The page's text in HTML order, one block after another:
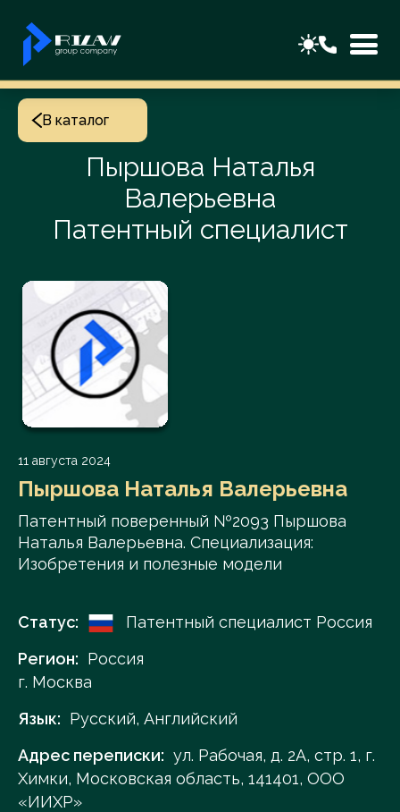
В каталог
Пыршова Наталья
Валерьевна
Патентный специалист
11 августа 2024
Пыршова Наталья Валерьевна
Патентный поверенный №2093 Пыршова
Наталья Валерьевна. Специализация:
Изобретения и полезные модели
Статус:
Патентный специалист Россия
Регион: Россия
г. Москва
Язык: Русский, Английский
Адрес переписки: ул. Рабочая, д. 2А, стр. 1, г.
Химки, Московская область, 141401, ООО
«ИИХР»